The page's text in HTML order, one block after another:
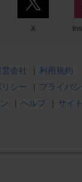
X
営会社 | 利用規約
シー
| プライバ
| ヘルプ | サイ